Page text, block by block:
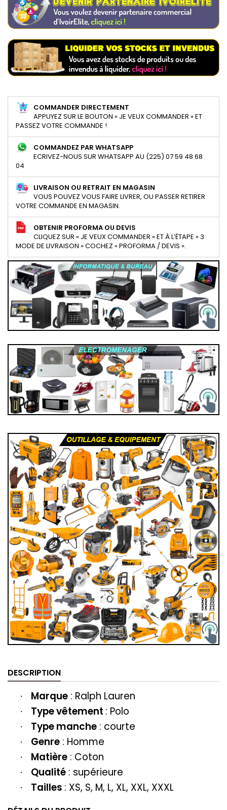
COMMANDER DIRECTEMENT
APPUYEZ SUR LE BOUTON « JE VEUX COMMANDER » ET
PASSEZ VOTRE COMMANDE !
COMMANDEZ PAR WHATSAPP
ECRIVEZ-NOUS SUR WHATSAPP AU (225) 07 59 48 68
04
LIVRAISON OU RETRAIT EN MAGASIN
VOUS POUVEZ VOUS FAIRE LIVRER, OU PASSER RETIRER
VOTRE COMMANDE EN MAGASIN.
OBTENIR PROFORMA OU DEVIS
CLIQUEZ SUR « JE VEUX COMMANDER » ET À L’ÉTAPE « 3
MODE DE LIVRAISON » COCHEZ « PROFORMA / DEVIS ».
DESCRIPTION
· Marque : Ralph Lauren
· Type vêtement : Polo
· Type manche : courte
· Genre : Homme
· Matière : Coton
· Qualité : supérieure
· Tailles : XS, S, M, L, XL, XXL, XXXL